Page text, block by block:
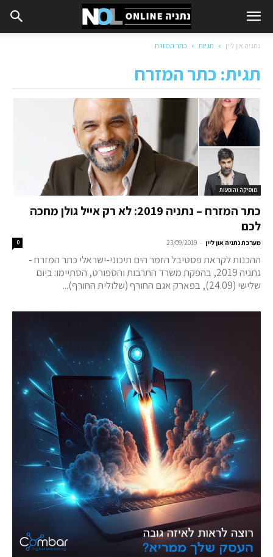
נתניה און ליין תגיות כתר המזרח
תגית: כתר המזרח
מוסיקה והופעות
כתר המזרח – נתניה 2019: לא רק אייל גולן מחכה
לכם
מערכת נתניה און ליין -
23/09/2019
0
ההכנות לקראת פסטיבל הזמר הים תיכוני-ישראלי כתר המזרח -
נתניה 2019, בהפקת משרד התרבות והספורט, הסתיימו: ביום
שלישי (24.09), בפארק אגם החורף (שלולית החורף)...